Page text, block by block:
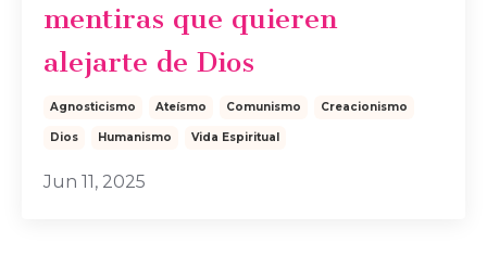
mentiras que quieren
alejarte de Dios
Agnosticismo Ateísmo Comunismo Creacionismo
Dios Humanismo Vida Espiritual
Jun 11, 2025